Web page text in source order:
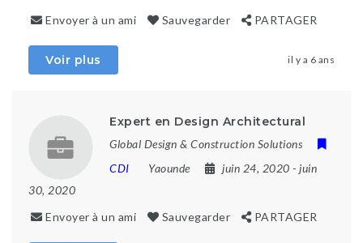
Envoyer à un ami Sauvegarder PARTAGER
Voir plus il y a 6 ans
Expert en Design Architectural
Global Design & Construction Solutions
CDI
Yaounde juin 24, 2020 - juin
30, 2020
Envoyer à un ami
Sauvegarder PARTAGER